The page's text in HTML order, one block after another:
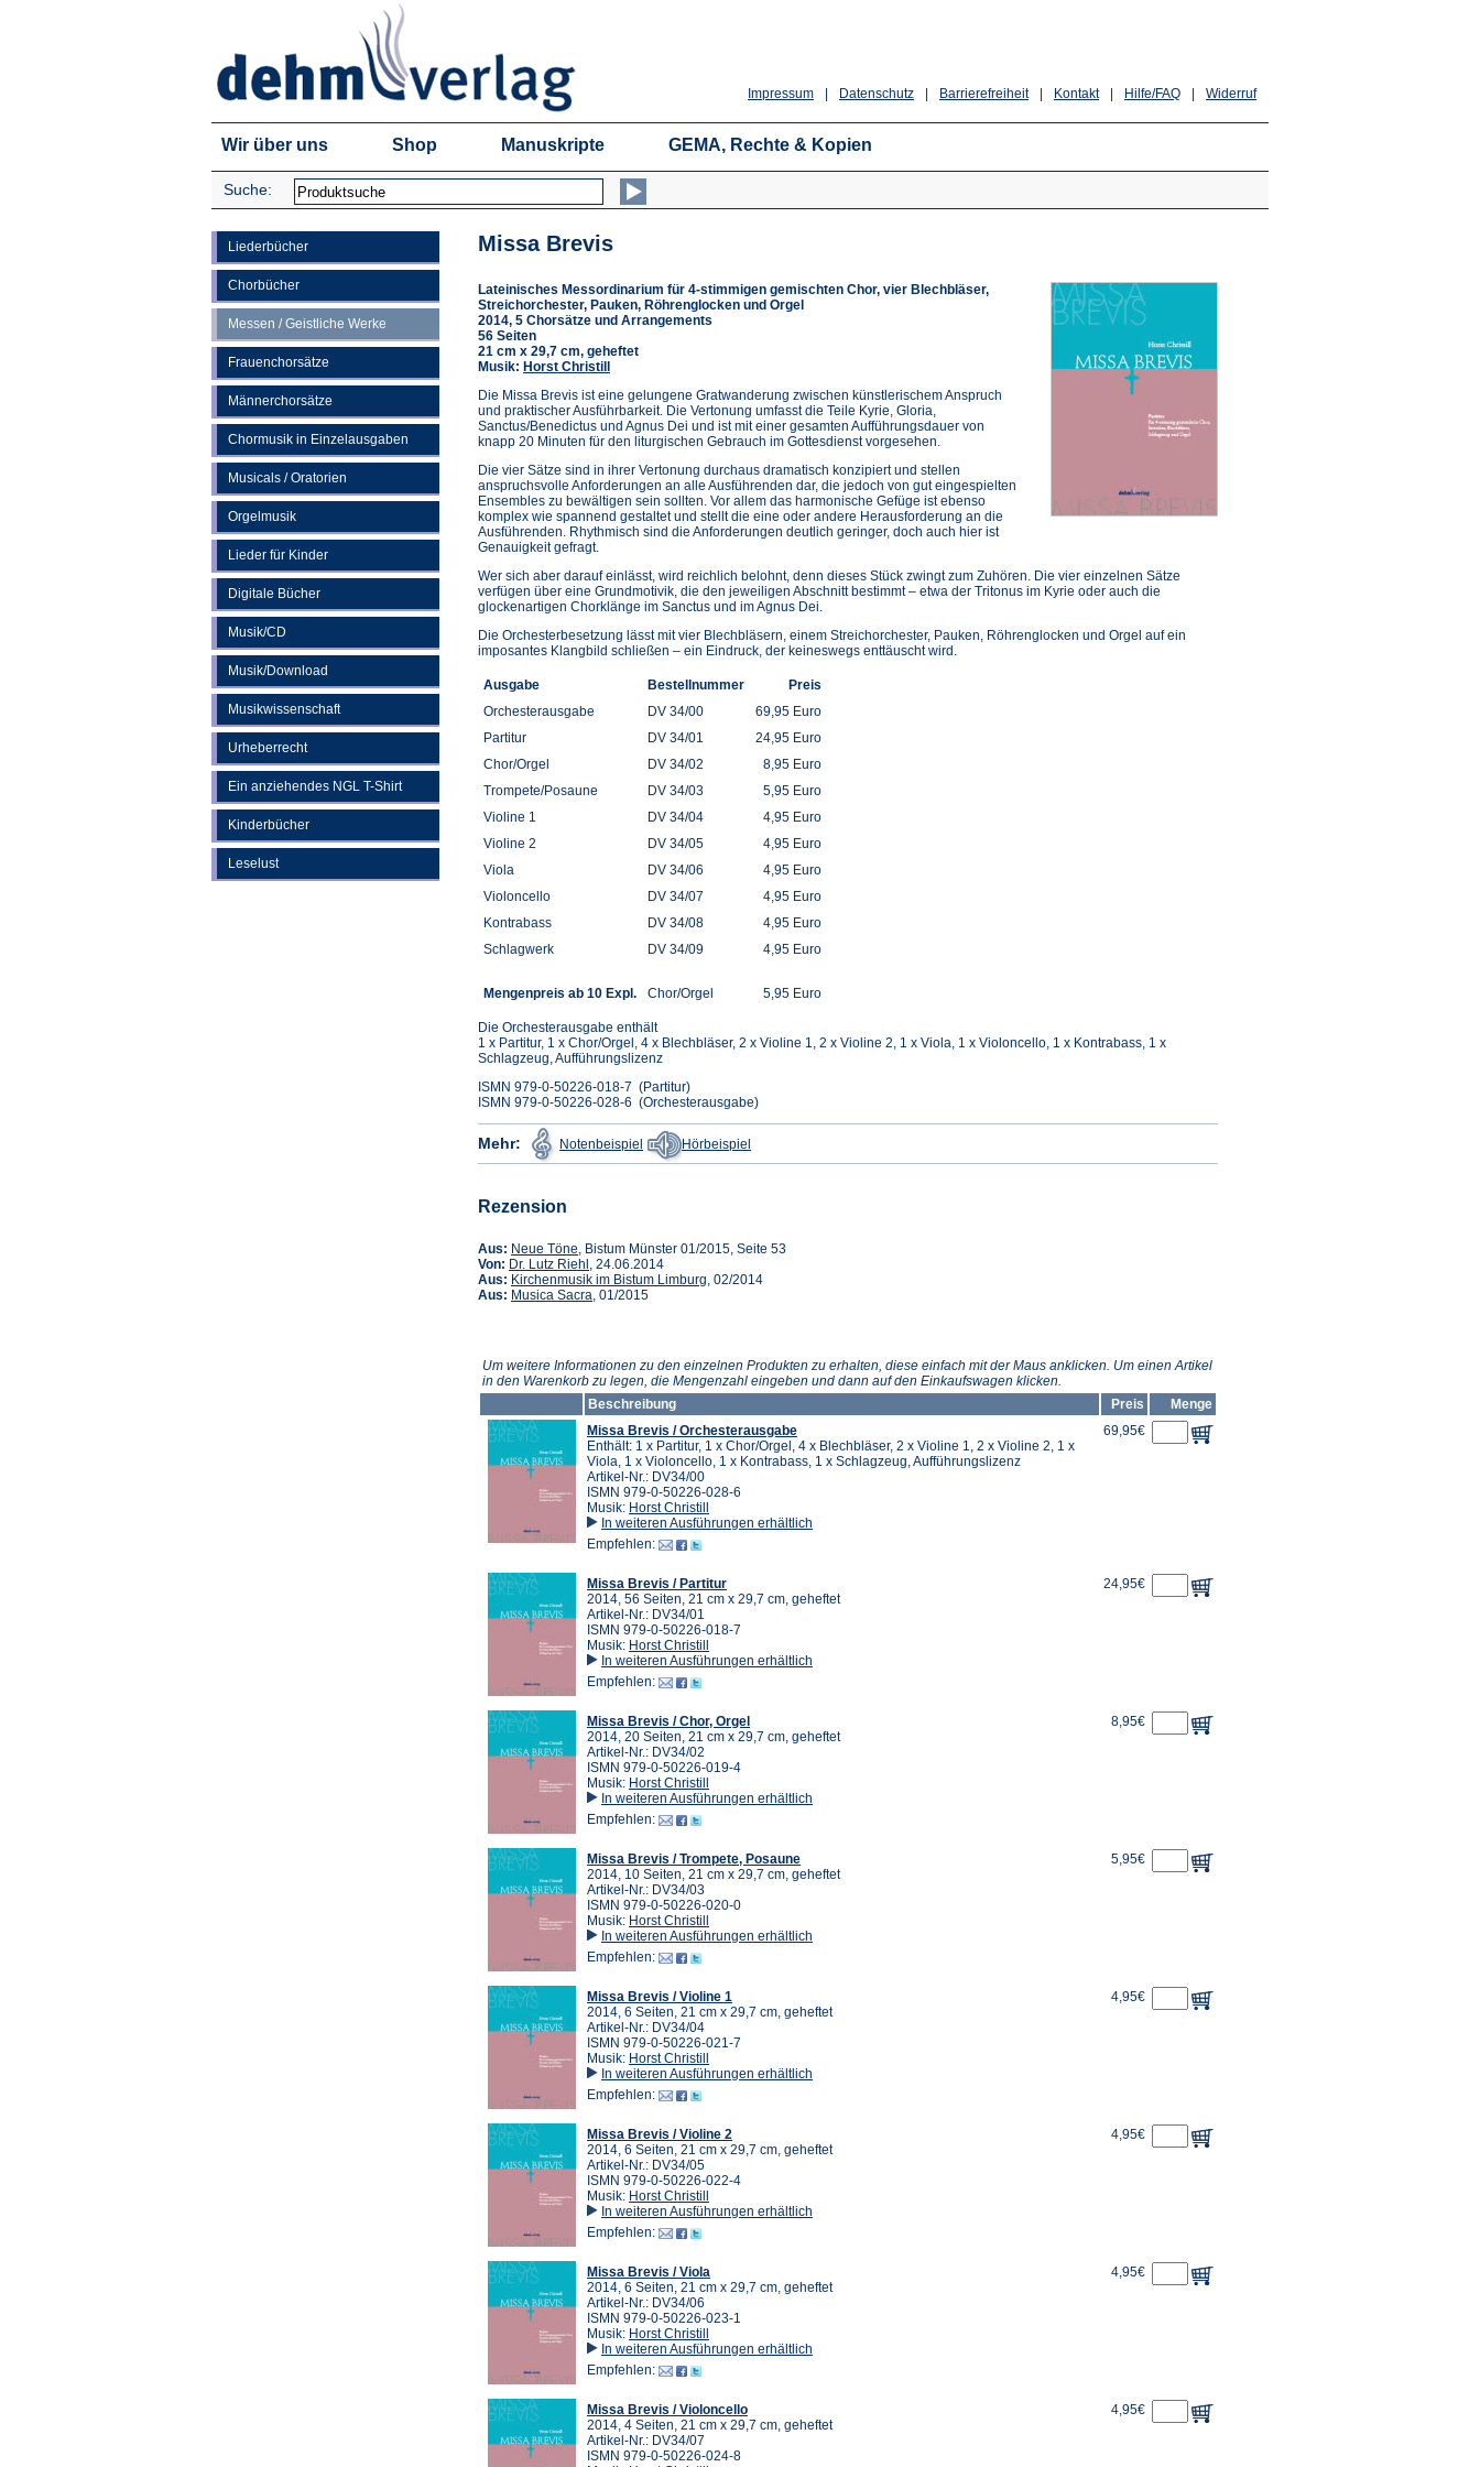
Widerruf
Hilfe/FAQ
Kontakt
Barrierefreiheit
Datenschutz
Impressum
Wir über uns Shop Manuskripte GEMA, Rechte & Kopien
Suche:
Liederbücher
Chorbücher
Messen / Geistliche Werke
Frauenchorsätze
Männerchorsätze
Chormusik in Einzelausgaben
Musicals / Oratorien
Orgelmusik
Lieder für Kinder
Digitale Bücher
Musik/CD
Musik/Download
Musikwissenschaft
Urheberrecht
Ein anziehendes NGL T-Shirt
Kinderbücher
Leselust
Missa Brevis
Lateinisches Messordinarium für 4-stimmigen gemischten Chor, vier Blechbläser,
Streichorchester, Pauken, Röhrenglocken und Orgel
2014, 5 Chorsätze und Arrangements
56 Seiten
21 cm x 29,7 cm, geheftet
Musik: Horst Christill
Die Missa Brevis ist eine gelungene Gratwanderung zwischen künstlerischem Anspruch
und praktischer Ausführbarkeit. Die Vertonung umfasst die Teile Kyrie, Gloria,
Sanctus/Benedictus und Agnus Dei und ist mit einer gesamten Aufführungsdauer von
knapp 20 Minuten für den liturgischen Gebrauch im Gottesdienst vorgesehen.
Die vier Sätze sind in ihrer Vertonung durchaus dramatisch konzipiert und stellen
anspruchsvolle Anforderungen an alle Ausführenden dar, die jedoch von gut eingespielten
Ensembles zu bewältigen sein sollten. Vor allem das harmonische Gefüge ist ebenso
komplex wie spannend gestaltet und stellt die eine oder andere Herausforderung an die
Ausführenden. Rhythmisch sind die Anforderungen deutlich geringer, doch auch hier ist
Genauigkeit gefragt.
Wer sich aber darauf einlässt, wird reichlich belohnt, denn dieses Stück zwingt zum Zuhören. Die vier einzelnen Sätze
verfügen über eine Grundmotivik, die den jeweiligen Abschnitt bestimmt – etwa der Tritonus im Kyrie oder auch die
glockenartigen Chorklänge im Sanctus und im Agnus Dei.
Die Orchesterbesetzung lässt mit vier Blechbläsern, einem Streichorchester, Pauken, Röhrenglocken und Orgel auf ein
imposantes Klangbild schließen – ein Eindruck, der keineswegs enttäuscht wird.
Ausgabe Bestellnummer
Preis
Orchesterausgabe
DV 34/00
69,95 Euro
Partitur
DV 34/01
24,95 Euro
Chor/Orgel
DV 34/02
8,95 Euro
Trompete/Posaune
DV 34/03
5,95 Euro
Violine 1
DV 34/04
4,95 Euro
Violine 2
DV 34/05
4,95 Euro
Viola
DV 34/06
4,95 Euro
Violoncello
DV 34/07
4,95 Euro
Kontrabass
DV 34/08
4,95 Euro
Schlagwerk
DV 34/09 4,95 Euro
Mengenpreis ab 10 Expl. Chor/Orgel 5,95 Euro
Die Orchesterausgabe enthält
1 x Partitur, 1 x Chor/Orgel, 4 x Blechbläser, 2 x Violine 1, 2 x Violine 2, 1 x Viola, 1 x Violoncello, 1 x Kontrabass, 1 x
Schlagzeug, Aufführungslizenz
ISMN 979-0-50226-018-7 (Partitur)
ISMN 979-0-50226-028-6 (Orchesterausgabe)
Mehr: Notenbeispiel
(Öffnet
in
einem
Hörbeispiel in
einem
Rezension
Aus: Neue Töne (Öffnet
in
einem
neuen
, Bistum Münster 01/2015, Seite 53
Von: Dr. Lutz Riehl
(Öffnet
in
einem
, 24.06.2014
Aus: Kirchenmusik im Bistum Limburg (Öffnet
, 02/2014
Aus: Musica Sacra (Öffnet
, 01/2015
Um weitere Informationen zu den einzelnen Produkten zu erhalten, diese einfach mit der Maus anklicken. Um einen Artikel
in den Warenkorb zu legen, die Mengenzahl eingeben und dann auf den Einkaufswagen klicken.
Beschreibung
Preis
Menge
Missa Brevis / Orchesterausgabe
Enthält: 1 x Partitur, 1 x Chor/Orgel, 4 x Blechbläser, 2 x Violine 1, 2 x Violine 2, 1 x
Viola, 1 x Violoncello, 1 x Kontrabass, 1 x Schlagzeug, Aufführungslizenz
Artikel-Nr.: DV34/00
ISMN 979-0-50226-028-6
Musik: Horst Christill
In weiteren Ausführungen erhältlich
Empfehlen:
69,95€
Missa Brevis / Partitur
2014, 56 Seiten, 21 cm x 29,7 cm, geheftet
Artikel-Nr.: DV34/01
ISMN 979-0-50226-018-7
Musik: Horst Christill
In weiteren Ausführungen erhältlich
Empfehlen:
24,95€
Missa Brevis / Chor, Orgel
2014, 20 Seiten, 21 cm x 29,7 cm, geheftet
Artikel-Nr.: DV34/02
ISMN 979-0-50226-019-4
Musik: Horst Christill
In weiteren Ausführungen erhältlich
Empfehlen:
8,95€
Missa Brevis / Trompete, Posaune
2014, 10 Seiten, 21 cm x 29,7 cm, geheftet
Artikel-Nr.: DV34/03
ISMN 979-0-50226-020-0
Musik: Horst Christill
In weiteren Ausführungen erhältlich
Empfehlen:
5,95€
Missa Brevis / Violine 1
2014, 6 Seiten, 21 cm x 29,7 cm, geheftet
Artikel-Nr.: DV34/04
ISMN 979-0-50226-021-7
Musik: Horst Christill
In weiteren Ausführungen erhältlich
Empfehlen:
4,95€
Missa Brevis / Violine 2
2014, 6 Seiten, 21 cm x 29,7 cm, geheftet
Artikel-Nr.: DV34/05
ISMN 979-0-50226-022-4
Musik: Horst Christill
In weiteren Ausführungen erhältlich
Empfehlen:
4,95€
Missa Brevis / Viola
2014, 6 Seiten, 21 cm x 29,7 cm, geheftet
Artikel-Nr.: DV34/06
ISMN 979-0-50226-023-1
Musik: Horst Christill
In weiteren Ausführungen erhältlich
Empfehlen:
4,95€
Missa Brevis / Violoncello
2014, 4 Seiten, 21 cm x 29,7 cm, geheftet
Artikel-Nr.: DV34/07
ISMN 979-0-50226-024-8
4,95€